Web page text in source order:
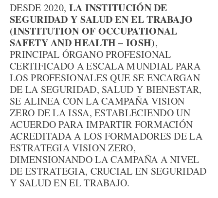
DESDE 2020, LA INSTITUCIÓN DE
SEGURIDAD Y SALUD EN EL TRABAJO
(INSTITUTION OF OCCUPATIONAL
SAFETY AND HEALTH – IOSH),
PRINCIPAL ÓRGANO PROFESIONAL
CERTIFICADO A ESCALA MUNDIAL PARA
LOS PROFESIONALES QUE SE ENCARGAN
DE LA SEGURIDAD, SALUD Y BIENESTAR,
SE ALINEA CON LA CAMPAÑA VISION
ZERO DE LA ISSA, ESTABLECIENDO UN
ACUERDO PARA IMPARTIR FORMACIÓN
ACREDITADA A LOS FORMADORES DE LA
ESTRATEGIA VISION ZERO,
DIMENSIONANDO LA CAMPAÑA A NIVEL
DE ESTRATEGIA, CRUCIAL EN SEGURIDAD
Y SALUD EN EL TRABAJO.